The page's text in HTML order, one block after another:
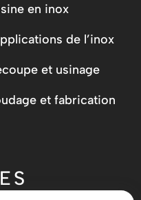
en inox
de l’inox
et usinage
et fabrication